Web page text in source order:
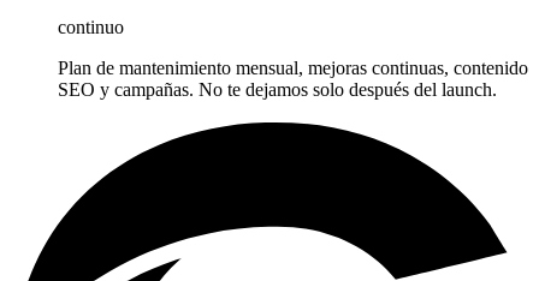
continuo
Plan de mantenimiento mensual, mejoras continuas, contenido
SEO y campañas. No te dejamos solo después del launch.